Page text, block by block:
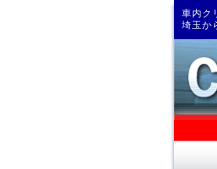
車内ク
埼玉か